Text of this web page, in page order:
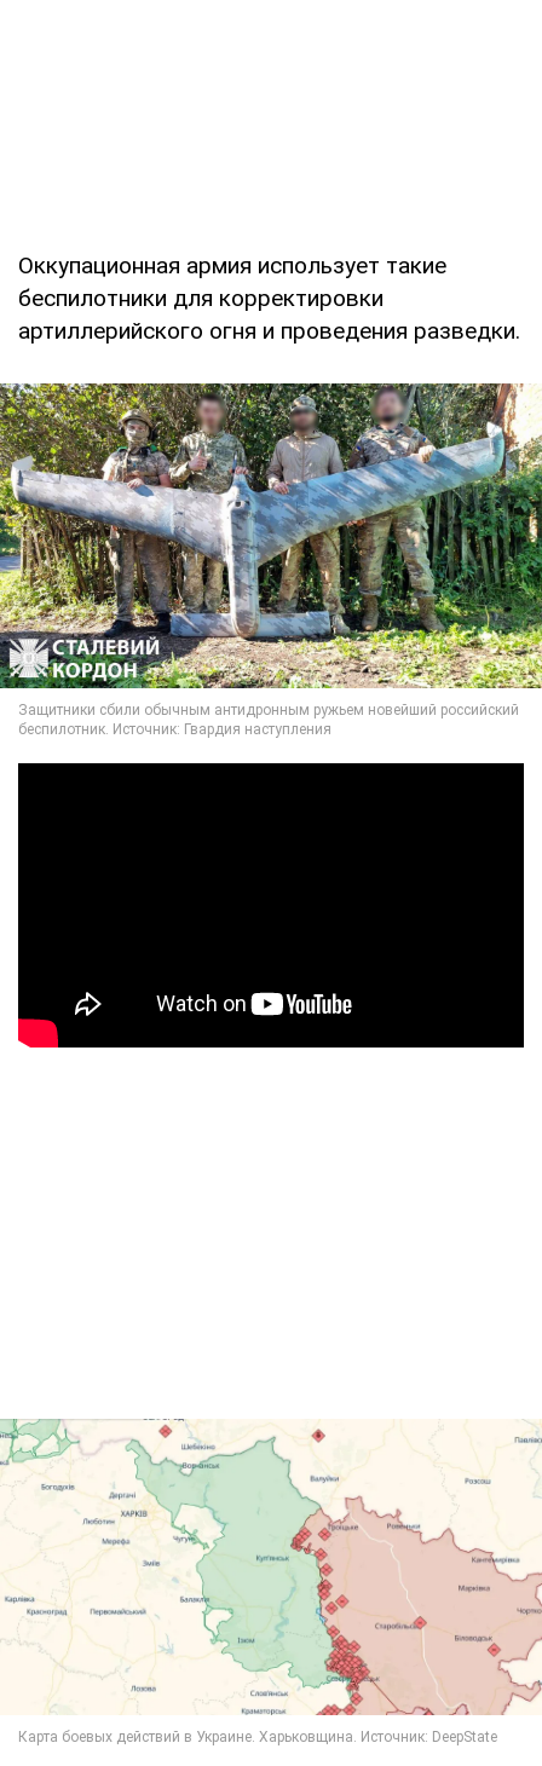
Оккупационная армия использует такие
беспилотники для корректировки
артиллерийского огня и проведения разведки.